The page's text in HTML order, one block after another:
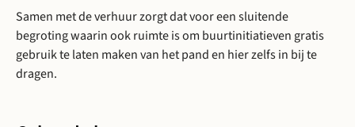
Samen met de verhuur zorgt dat voor een sluitende
begroting waarin ook ruimte is om buurtinitiatieven gratis
gebruik te laten maken van het pand en hier zelfs in bij te
dragen.